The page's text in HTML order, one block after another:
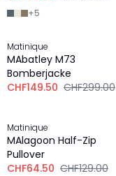
+5
-50%
Matinique
MAbatley M73
Bomberjacke
CHF149.50 CHF299.00
Matinique
MAlagoon Half-Zip
Pullover
CHF64.50 CHF129.00